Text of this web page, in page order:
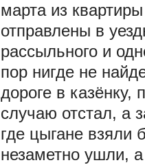
марта из
отправлены в
рассыльного и
пор нигде не
дороге в казёнку,
случаю отстал, а
где цыгане взяли
незаметно ушли,